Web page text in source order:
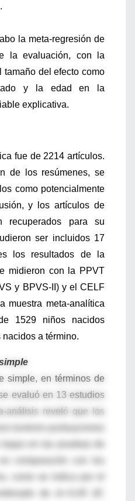
la meta-regresión de
la evaluación, con la
tamaño del efecto como
y la edad en la
explicativa.
fue de 2214 artículos.
de los resúmenes, se
como potencialmente
y los artículos de
recuperados para su
ser incluidos 17
los resultados de la
midieron con la PPVT
y BPVS-II) y el CELF
muestra meta-analítica
1529 niños nacidos
a término.
simple, en términos de
evaluó en 13 estudios
análisis reveló que los
en las pruebas de